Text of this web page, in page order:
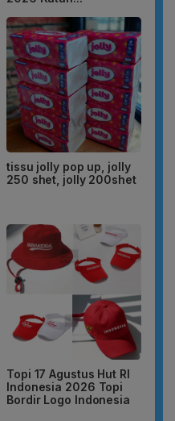
tissu jolly pop up, jolly
250 shet, jolly 200shet
Topi 17 Agustus Hut RI
Indonesia 2026 Topi
Bordir Logo Indonesia